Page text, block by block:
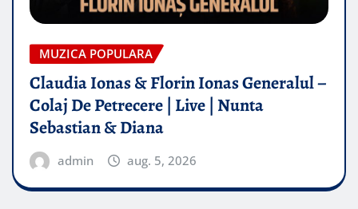
MUZICA POPULARA
Claudia Ionas & Florin Ionas Generalul –
Colaj De Petrecere | Live | Nunta
Sebastian & Diana
admin aug. 5, 2026